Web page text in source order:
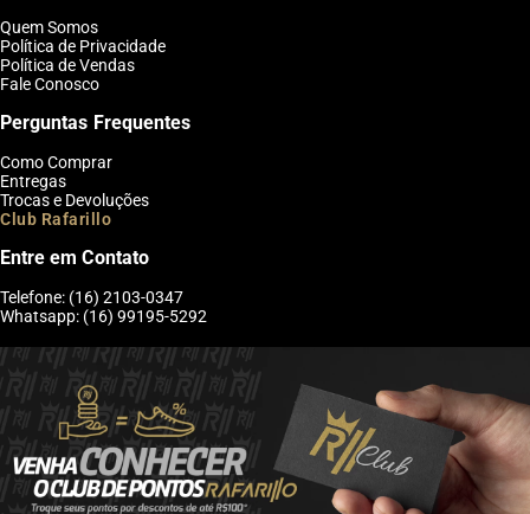
Quem Somos
Política de Privacidade
Política de Vendas
Fale Conosco
Perguntas Frequentes
Como Comprar
Entregas
Trocas e Devoluções
Club Rafarillo
Entre em Contato
Telefone: (16) 2103-0347
Whatsapp: (16) 99195-5292